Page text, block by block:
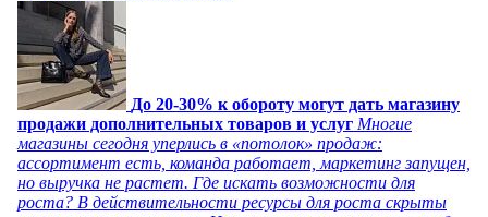
До 20-30% к обороту могут дать магазину
продажи дополнительных товаров и услуг Многие
магазины сегодня уперлись в «потолок» продаж:
ассортимент есть, команда работает, маркетинг запущен,
но выручка не растет. Где искать возможности для
роста? В действительности ресурсы для роста скрыты